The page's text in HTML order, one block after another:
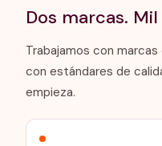
Dos marcas.
Trabajamos con
con estándares de
empieza.